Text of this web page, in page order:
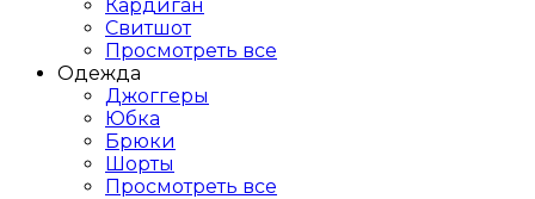
Кардиган
Свитшот
Просмотреть все
Одежда
Джоггеры
Юбка
Брюки
Шорты
Просмотреть все